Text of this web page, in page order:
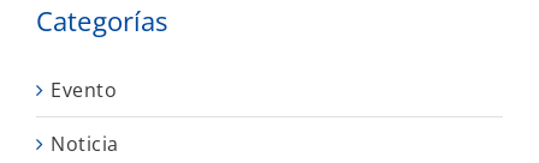
Categorías
Evento
Noticia